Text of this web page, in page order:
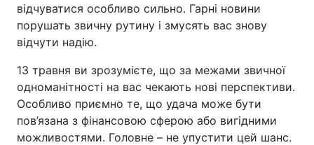
відчуватися особливо сильно. Гарні новини
порушать звичну рутину і змусять вас знову
відчути надію.
13 травня ви зрозумієте, що за межами звичної
одноманітності на вас чекають нові перспективи.
Особливо приємно те, що удача може бути
пов’язана з фінансовою сферою або вигідними
можливостями. Головне – не упустити цей шанс.